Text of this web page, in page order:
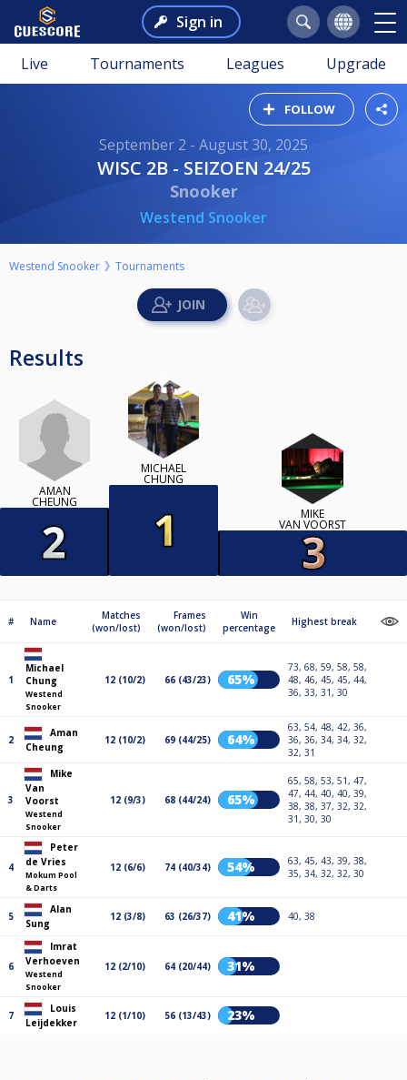
Sign in
Live Tournaments Leagues Upgrade
FOLLOW
September 2 - August 30, 2025
WISC 2B - SEIZOEN 24/25
Snooker
Westend Snooker
Westend Snooker Tournaments
Results
AMAN
CHEUNG
MICHAEL
CHUNG
MIKE
VAN VOORST
# Name
Matches
(won/lost)
Frames
(won/lost)
Win
percentage
Highest break
1
Michael
Chung
Westend
Snooker
12 (10/2) 66 (43/23) 65%
73, 68, 59, 58, 58,
48, 46, 45, 45, 44,
36, 33, 31, 30
2
Aman
Cheung
12 (10/2) 69 (44/25) 64%
63, 54, 48, 42, 36,
36, 36, 34, 34, 32,
32, 31
3
Mike
Van
Voorst
Westend
Snooker
12 (9/3) 68 (44/24) 65%
65, 58, 53, 51, 47,
47, 44, 40, 40, 39,
38, 38, 37, 32, 32,
31, 30, 30
4
Peter
de Vries
Mokum Pool
& Darts
12 (6/6) 74 (40/34) 54%
63, 45, 43, 39, 38,
35, 34, 32, 32, 30
5
Alan
Sung
12 (3/8) 63 (26/37) 41% 40, 38
6
Imrat
Verhoeven
Westend
Snooker
12 (2/10) 64 (20/44) 31%
7
Louis
Leijdekker
12 (1/10) 56 (13/43) 23%